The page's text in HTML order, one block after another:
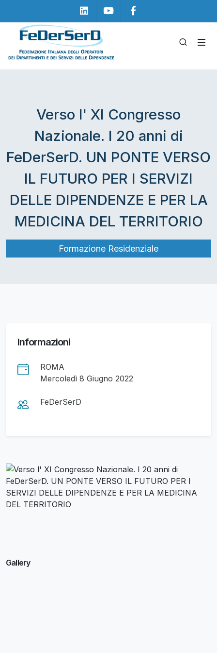
Linkedin Youtube
Verso l' XI Congresso
Nazionale. I 20 anni di
FeDerSerD. UN PONTE VERSO
IL FUTURO PER I SERVIZI
DELLE DIPENDENZE E PER LA
MEDICINA DEL TERRITORIO
Formazione Residenziale
Informazioni
ROMA
Mercoledì 8 Giugno 2022
FeDerSerD
Gallery